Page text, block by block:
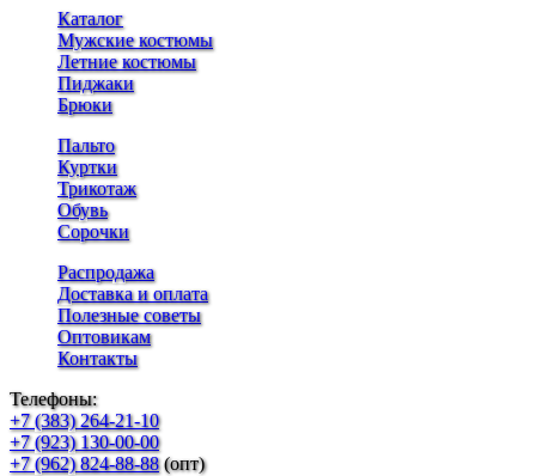
Каталог
Мужские костюмы
Летние костюмы
Пиджаки
Брюки
Пальто
Куртки
Трикотаж
Обувь
Сорочки
Распродажа
Доставка и оплата
Полезные советы
Оптовикам
Контакты
Телефоны:
+7 (383) 264-21-10
+7 (923) 130-00-00
+7 (962) 824-88-88(опт)